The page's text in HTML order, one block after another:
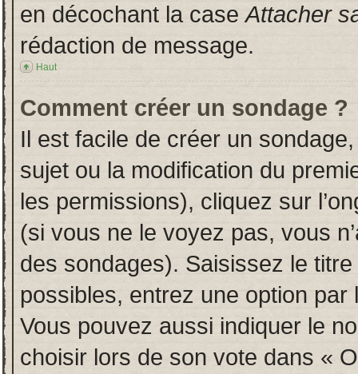
en décochant la caseAttacher
rédaction de message.
Haut
Comment créer un sondage ?
Il est facile de créer un
sujet ou la modification du
les permissions), cliquez sur
(si vous ne le voyez pas, vous
des sondages). Saisissez le
possibles, entrez une option
Vous pouvez aussi indiquer le
choisir lors de son vote dans «